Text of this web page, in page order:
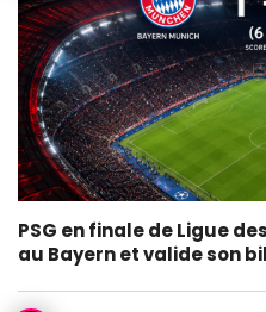
PSG en finale de Ligue
au Bayern et valide son